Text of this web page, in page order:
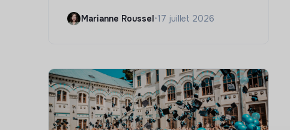
Marianne Roussel•17 juillet 2026